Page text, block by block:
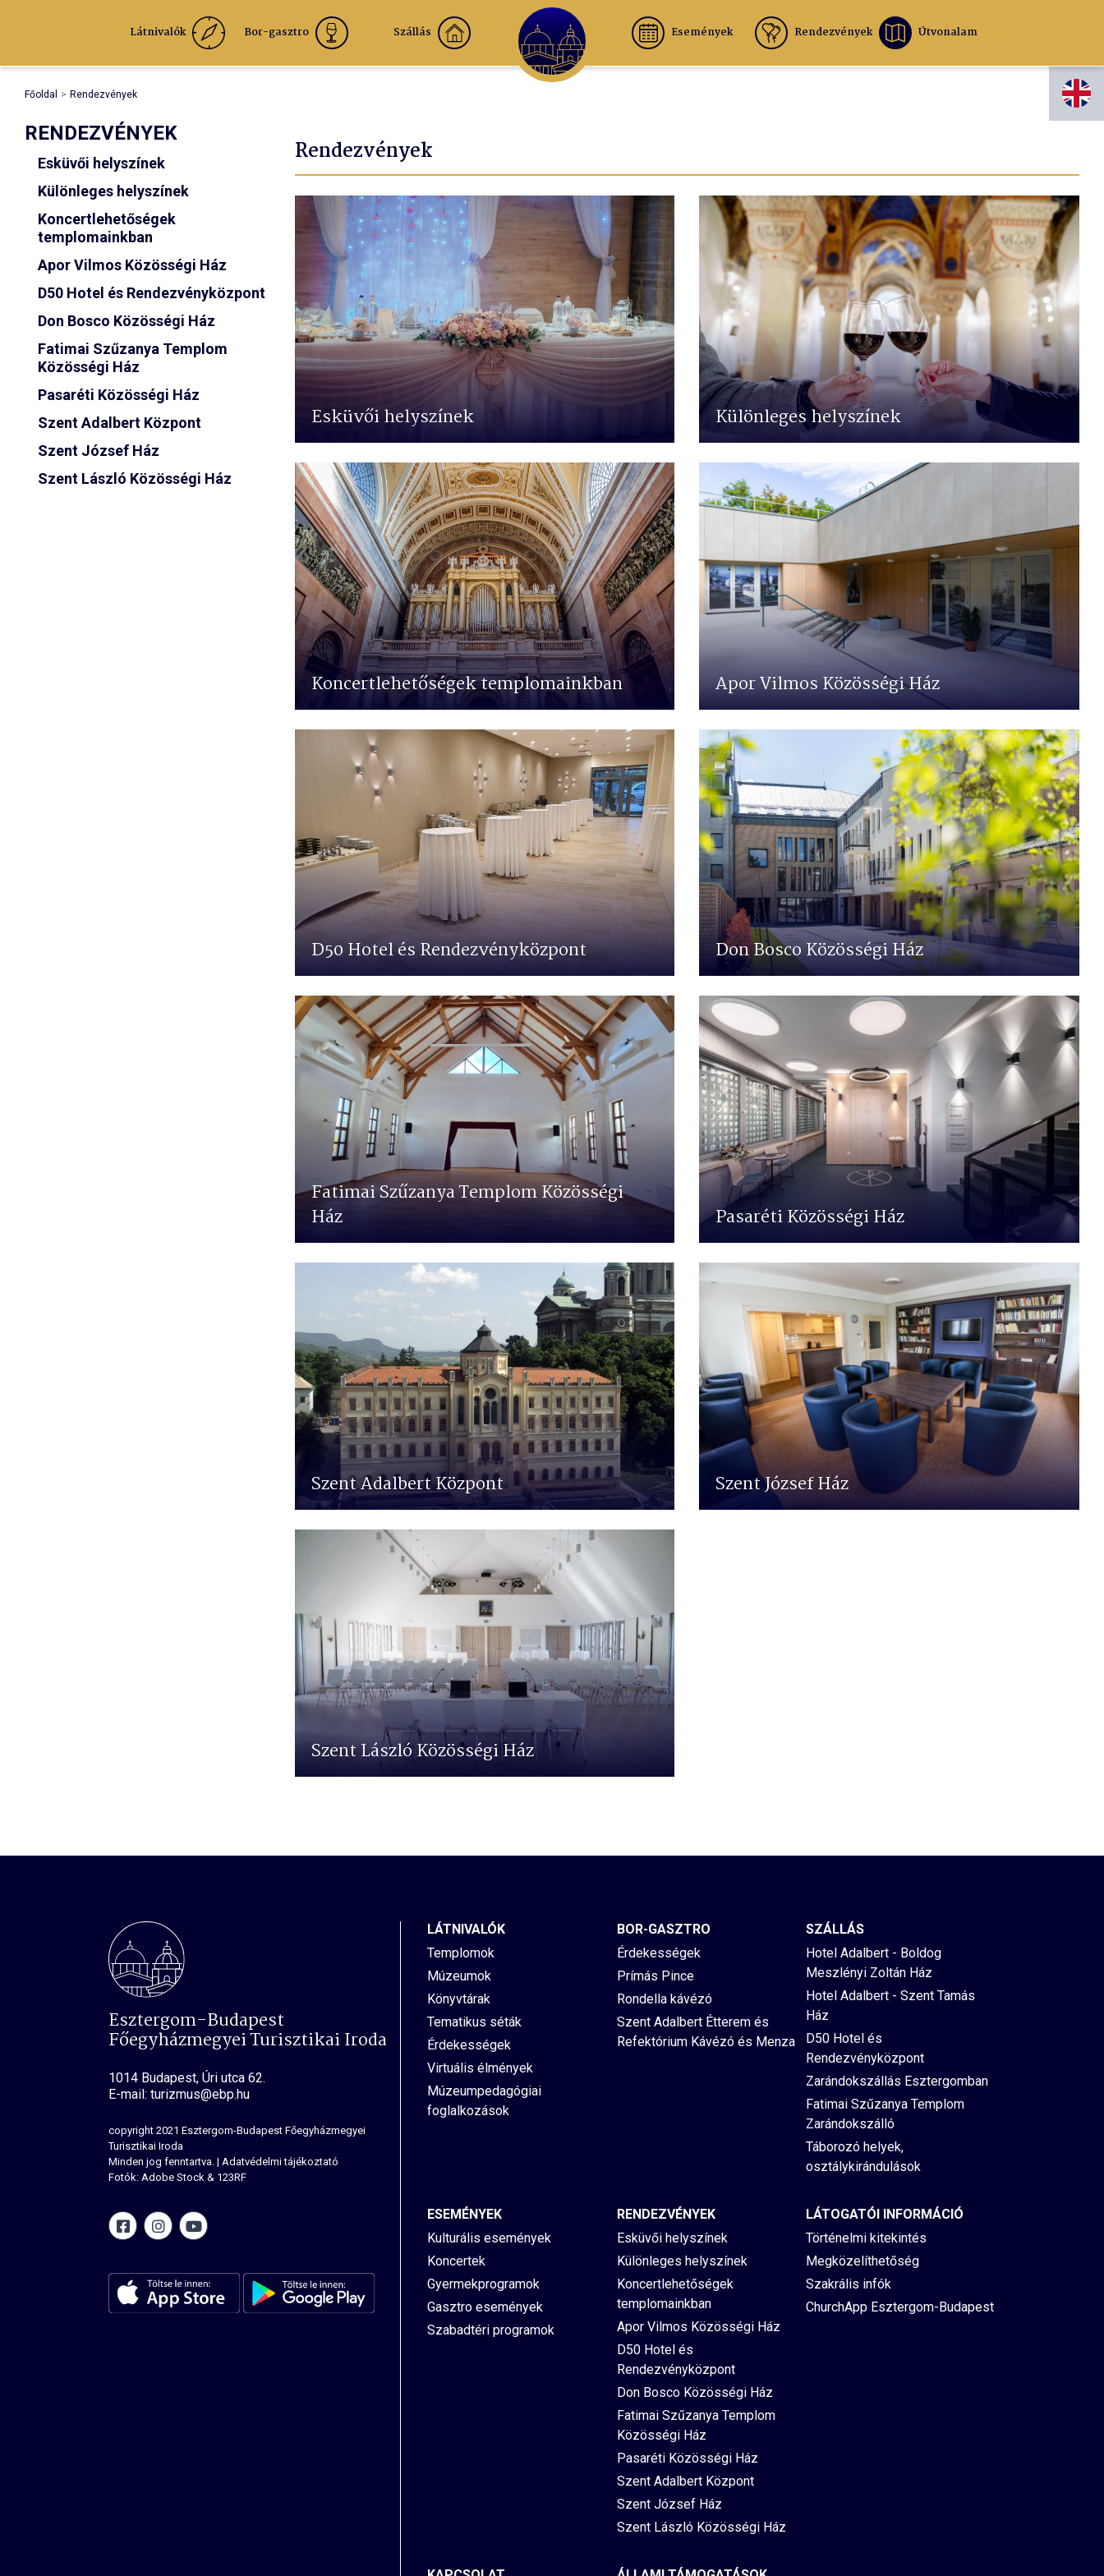
Látnivalók Bor-gasztro Szállás Események Rendezvények Útvonalam
Főoldal Rendezvények
RENDEZVÉNYEK
Esküvői helyszínek
Különleges helyszínek
Koncertlehetőségek
templomainkban
Apor Vilmos Közösségi Ház
D50 Hotel és Rendezvényközpont
Don Bosco Közösségi Ház
Fatimai Szűzanya Templom
Közösségi Ház
Pasaréti Közösségi Ház
Szent Adalbert Központ
Szent József Ház
Szent László Közösségi Ház
Rendezvények
Esküvői helyszínek Különleges helyszínek
Koncertlehetőségek templomainkban Apor Vilmos Közösségi Ház
D50 Hotel és Rendezvényközpont Don Bosco Közösségi Ház
Fatimai Szűzanya Templom Közösségi
Ház
Pasaréti Közösségi Ház
Szent Adalbert Központ Szent József Ház
Szent László Közösségi Ház
EN
Esztergom-Budapest
Főegyházmegyei Turisztikai Iroda
1014 Budapest, Úri utca 62.
E-mail: turizmus@ebp.hu
copyright 2021 Esztergom-Budapest Főegyházmegyei
Turisztikai Iroda
Minden jog fenntartva. | Adatvédelmi tájékoztató
Fotók: Adobe Stock & 123RF
LÁTNIVALÓK
Templomok
Múzeumok
Könyvtárak
Tematikus séták
Érdekességek
Virtuális élmények
Múzeumpedagógiai
foglalkozások
BOR-GASZTRO
Érdekességek
Prímás Pince
Rondella kávézó
Szent Adalbert Étterem és
Refektórium Kávézó és Menza
SZÁLLÁS
Hotel Adalbert - Boldog
Meszlényi Zoltán Ház
Hotel Adalbert - Szent Tamás
Ház
D50 Hotel és
Rendezvényközpont
Zarándokszállás Esztergomban
Fatimai Szűzanya Templom
Zarándokszálló
Táborozó helyek,
osztálykirándulások
ESEMÉNYEK
Kulturális események
Koncertek
Gyermekprogramok
Gasztro események
Szabadtéri programok
RENDEZVÉNYEK
Esküvői helyszínek
Különleges helyszínek
Koncertlehetőségek
templomainkban
Apor Vilmos Közösségi Ház
D50 Hotel és
Rendezvényközpont
Don Bosco Közösségi Ház
Fatimai Szűzanya Templom
Közösségi Ház
Pasaréti Közösségi Ház
Szent Adalbert Központ
Szent József Ház
Szent László Közösségi Ház
LÁTOGATÓI INFORMÁCIÓ
Történelmi kitekintés
Megközelíthetőség
Szakrális infók
ChurchApp Esztergom-Budapest